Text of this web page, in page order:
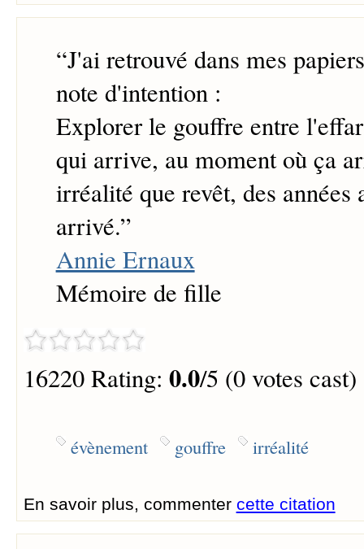
“J'ai retrouvé dans mes
note d'intention :
Explorer le gouffre entre
qui arrive, au moment où ça
irréalité que revêt, des années
arrivé.”
Annie Ernaux
Mémoire de fille
16220 Rating: 0.0/5 (0 votes cast)
évènement gouffre irréalité
En savoir plus, commenter cette citation